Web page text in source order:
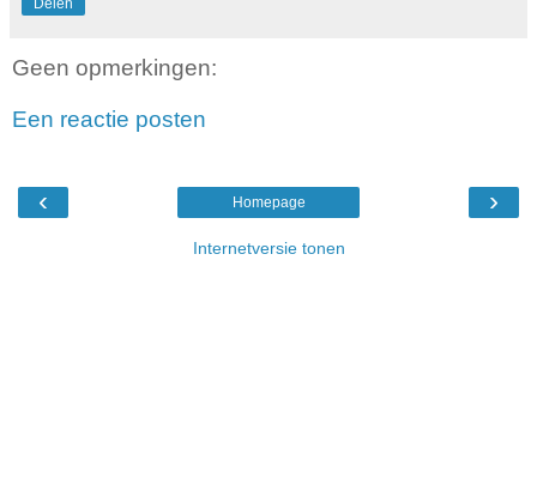
Geen opmerkingen:
Een reactie posten
‹ ›
Homepage
Internetversie tonen